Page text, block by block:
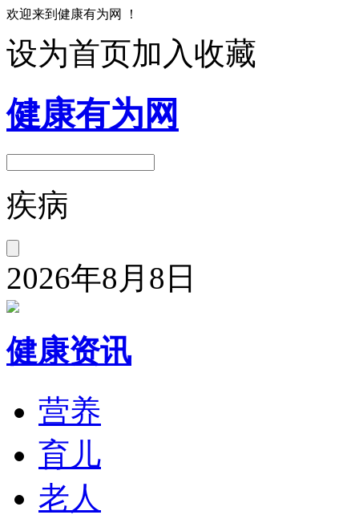
欢迎来到健康有为网 ！
设为首页加入收藏
健康有为网
疾病
2026年8月8日
健康资讯
营养
育儿
老人